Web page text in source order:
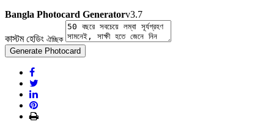
Bangla Photocard Generatorv3.7
কাস্টম হেডিং ঐচ্ছিক
Generate Photocard